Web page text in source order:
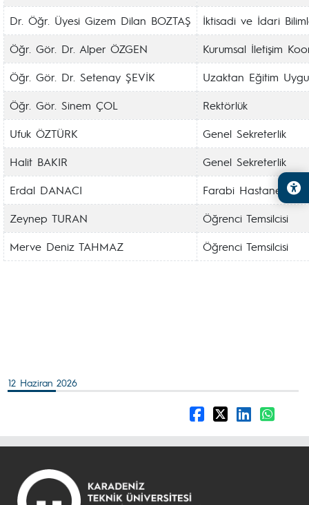
Dr. Öğr. Üyesi Gizem Dilan BOZTAŞ
İktisadi ve İdari
Öğr. Gör. Dr. Alper ÖZGEN
Kurumsal İletişim
Öğr. Gör. Dr. Setenay ŞEVİK
Uzaktan Eğitim
Öğr. Gör. Sinem ÇOL
Rektörlük
Ufuk ÖZTÜRK
Genel Sekreterlik
Halit BAKIR
Genel Sekreterlik
Erdal DANACI
Farabi Hastanesi
Zeynep TURAN
Öğrenci Temsilcisi
Merve Deniz TAHMAZ
Öğrenci Temsilcisi
12 Haziran 2026